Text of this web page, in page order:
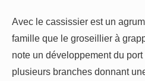
Avec le cassissier est un
famille que le groseillier à
note un développement du
plusieurs branches donnant